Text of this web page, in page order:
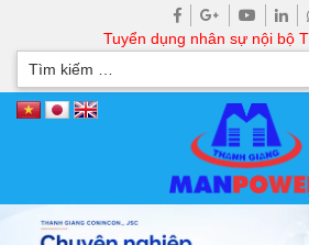
Tuyển dụng nhân sự nội bộ